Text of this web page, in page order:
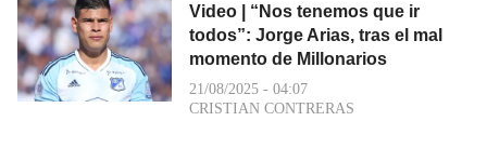
Video | “Nos tenemos que ir
todos”: Jorge Arias, tras el mal
momento de Millonarios
21/08/2025 - 04:07
CRISTIAN CONTRERAS